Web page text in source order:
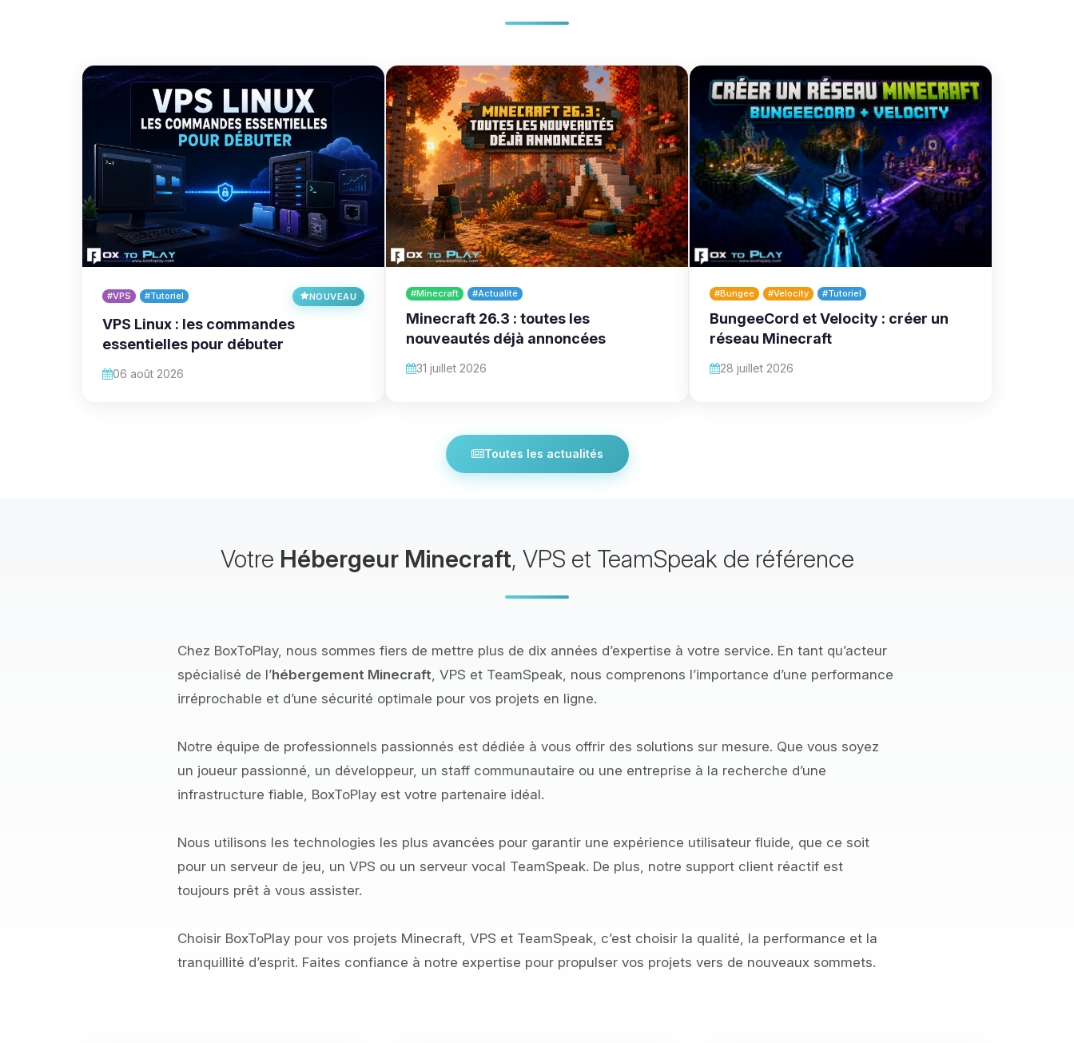
#VPS #Tutoriel NOUVEAU
VPS Linux : les commandes
essentielles pour débuter
06 août 2026
#Minecraft #Actualité
Minecraft 26.3 : toutes les
nouveautés déjà annoncées
31 juillet 2026
#Bungee #Velocity #Tutoriel
BungeeCord et Velocity : créer un
réseau Minecraft
28 juillet 2026
Toutes les actualités
Votre Hébergeur Minecraft, VPS et TeamSpeak de référence
Chez BoxToPlay, nous sommes fiers de mettre plus de dix années d’expertise à votre service. En tant qu’acteur
spécialisé de l’hébergement Minecraft , VPS et TeamSpeak, nous comprenons l’importance d’une performance
irréprochable et d’une sécurité optimale pour vos projets en ligne.
Notre équipe de professionnels passionnés est dédiée à vous offrir des solutions sur mesure. Que vous soyez
un joueur passionné, un développeur, un staff communautaire ou une entreprise à la recherche d’une
infrastructure fiable, BoxToPlay est votre partenaire idéal.
Nous utilisons les technologies les plus avancées pour garantir une expérience utilisateur fluide, que ce soit
pour un serveur de jeu, un VPS ou un serveur vocal TeamSpeak. De plus, notre support client réactif est
toujours prêt à vous assister.
Choisir BoxToPlay pour vos projets Minecraft, VPS et TeamSpeak, c’est choisir la qualité, la performance et la
tranquillité d’esprit. Faites confiance à notre expertise pour propulser vos projets vers de nouveaux sommets.